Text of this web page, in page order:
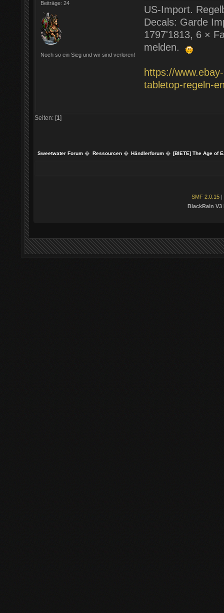
Beiträge: 24
Noch so ein Sieg und wir sind verloren!
US-Import.
Decals: Garde
1797'1813, 6 ×
melden.
https://
tabletop-regeln-
Seiten: [1]
Sweetwater Forum � Ressourcen� Händlerforum� [BIETE] The Age of
SMF 2.0.15 |
BlackRain V3